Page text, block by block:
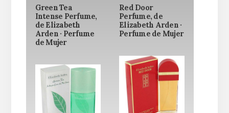
Green Tea
Intense Perfume,
de Elizabeth
Arden · Perfume
de Mujer
Red Door
Perfume, de
Elizabeth Arden ·
Perfume de Mujer